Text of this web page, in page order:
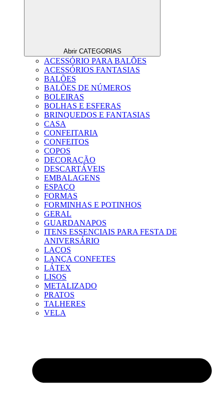
Abrir CATEGORIAS
ACESSÓRIO PARA BALÕES
ACESSÓRIOS FANTASIAS
BALÕES
BALÕES DE NÚMEROS
BOLEIRAS
BOLHAS E ESFERAS
BRINQUEDOS E FANTASIAS
CASA
CONFEITARIA
CONFEITOS
COPOS
DECORAÇÃO
DESCARTÁVEIS
EMBALAGENS
ESPAÇO
FORMAS
FORMINHAS E POTINHOS
GERAL
GUARDANAPOS
ITENS ESSENCIAIS PARA FESTA DE
ANIVERSÁRIO
LAÇOS
LANÇA CONFETES
LÁTEX
LISOS
METALIZADO
PRATOS
TALHERES
VELA